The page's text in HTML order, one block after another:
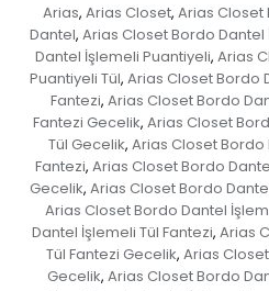
Arias, Arias Closet, Arias Closet
Dantel, Arias Closet Bordo Dantel
Dantel İşlemeli Puantiyeli, Arias
Puantiyeli Tül, Arias Closet Bordo
Fantezi, Arias Closet Bordo
Fantezi Gecelik, Arias Closet
Tül Gecelik, Arias Closet
Fantezi, Arias Closet Bordo
Gecelik, Arias Closet Bordo
Arias Closet Bordo Dantel
Dantel İşlemeli Tül Fantezi, Arias
Tül Fantezi Gecelik, Arias
Gecelik, Arias Closet Bordo